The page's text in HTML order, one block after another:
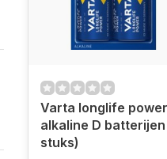
Varta longlife power
alkaline D batterijen
stuks)